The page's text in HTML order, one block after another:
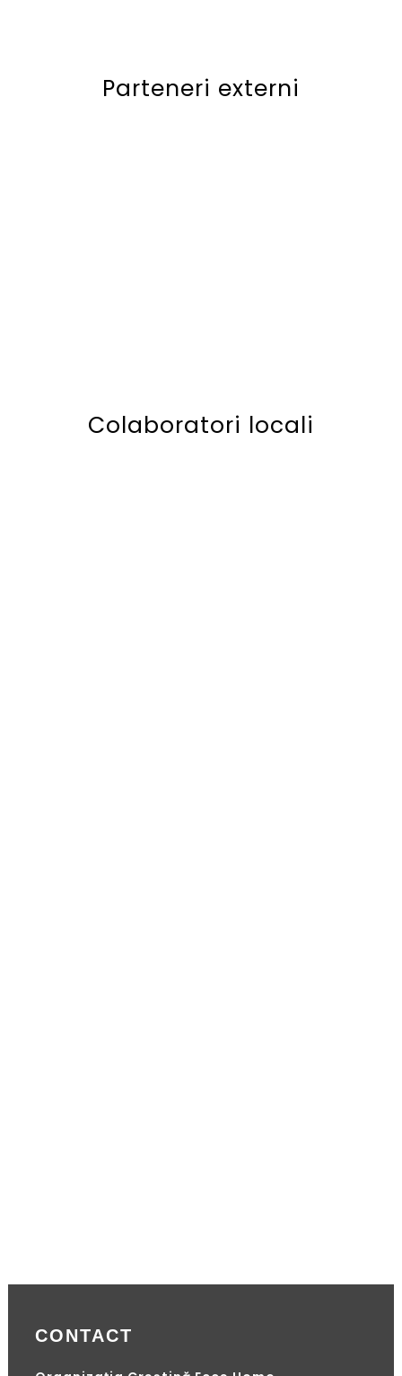
Parteneri externi
Colaboratori locali
CONTACT